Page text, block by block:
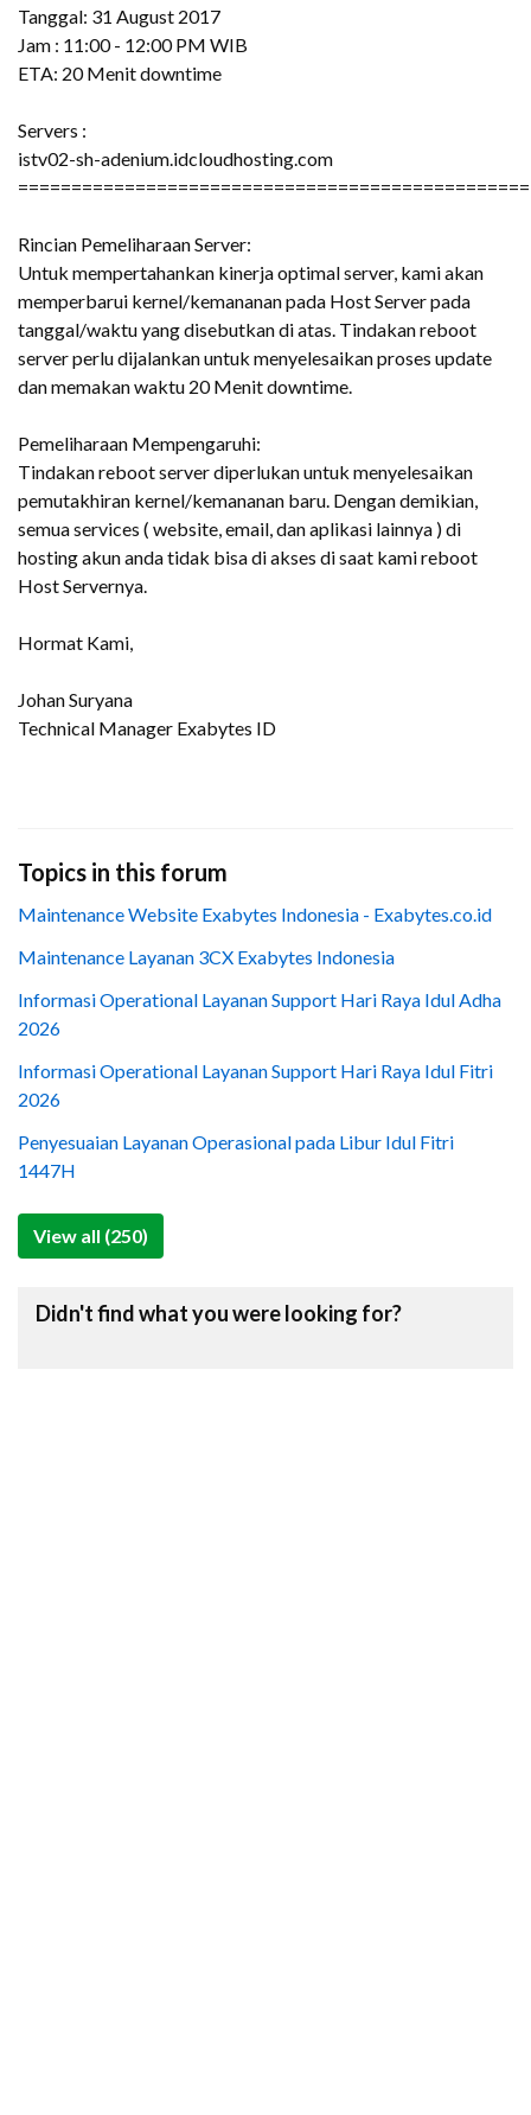
Tanggal: 31 August 2017
Jam : 11:00 - 12:00 PM WIB
ETA: 20 Menit downtime
Servers :
istv02-sh-adenium.idcloudhosting.com
Rincian Pemeliharaan Server:
Untuk mempertahankan kinerja optimal server, kami akan
memperbarui kernel/kemananan pada Host Server pada
tanggal/waktu yang disebutkan di atas. Tindakan reboot
server perlu dijalankan untuk menyelesaikan proses update
dan memakan waktu 20 Menit downtime.
Pemeliharaan Mempengaruhi:
Tindakan reboot server diperlukan untuk menyelesaikan
pemutakhiran kernel/kemananan baru. Dengan demikian,
semua services ( website, email, dan aplikasi lainnya ) di
hosting akun anda tidak bisa di akses di saat kami reboot
Host Servernya.
Hormat Kami,
Johan Suryana
Technical Manager Exabytes ID
Topics in this forum
Maintenance Website Exabytes Indonesia - Exabytes.co.id
Maintenance Layanan 3CX Exabytes Indonesia
Informasi Operational Layanan Support Hari Raya Idul Adha
2026
Informasi Operational Layanan Support Hari Raya Idul Fitri
2026
Penyesuaian Layanan Operasional pada Libur Idul Fitri
1447H
View all (250)
Didn't find what you were looking for?